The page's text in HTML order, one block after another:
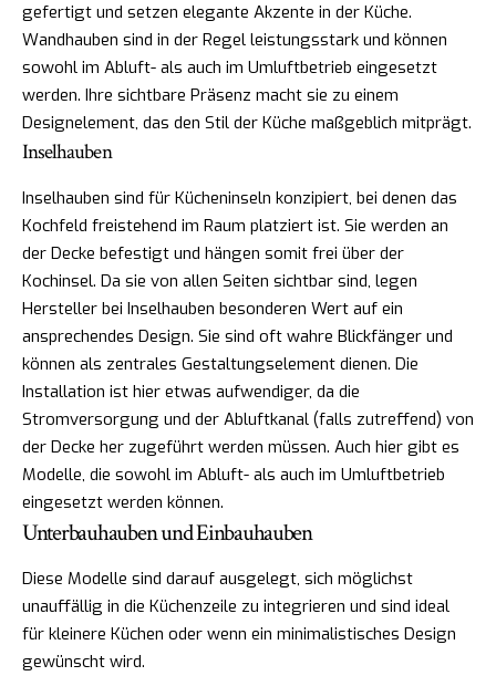
gefertigt und setzen elegante Akzente in der Küche.
Wandhauben sind in der Regel leistungsstark und können
sowohl im Abluft- als auch im Umluftbetrieb eingesetzt
werden. Ihre sichtbare Präsenz macht sie zu einem
Designelement, das den Stil der Küche maßgeblich mitprägt.
Inselhauben
Inselhauben sind für Kücheninseln konzipiert, bei denen das
Kochfeld freistehend im Raum platziert ist. Sie werden an
der Decke befestigt und hängen somit frei über der
Kochinsel. Da sie von allen Seiten sichtbar sind, legen
Hersteller bei Inselhauben besonderen Wert auf ein
ansprechendes Design. Sie sind oft wahre Blickfänger und
können als zentrales Gestaltungselement dienen. Die
Installation ist hier etwas aufwendiger, da die
Stromversorgung und der Abluftkanal (falls zutreffend) von
der Decke her zugeführt werden müssen. Auch hier gibt es
Modelle, die sowohl im Abluft- als auch im Umluftbetrieb
eingesetzt werden können.
Unterbauhauben und Einbauhauben
Diese Modelle sind darauf ausgelegt, sich möglichst
unauffällig in die Küchenzeile zu integrieren und sind ideal
für kleinere Küchen oder wenn ein minimalistisches Design
gewünscht wird.